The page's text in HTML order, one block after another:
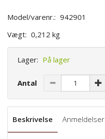
Model/varenr.: 942901
Vægt: 0,212 kg
Lager: På lager
Antal
Beskrivelse Anmeldelser